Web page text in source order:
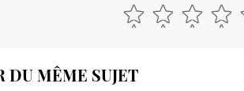
DU MÊME SUJET